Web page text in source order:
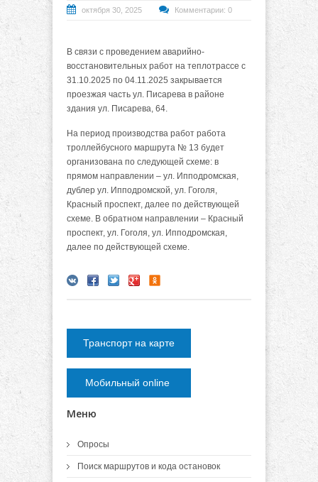
октября 30, 2025 Комментарии: 0
В связи с проведением аварийно-
восстановительных работ на теплотрассе с
31.10.2025 по 04.11.2025 закрывается
проезжая часть ул. Писарева в районе
здания ул. Писарева, 64.
На период производства работ работа
троллейбусного маршрута № 13 будет
организована по следующей схеме: в
прямом направлении – ул. Ипподромская,
дублер ул. Ипподромской, ул. Гоголя,
Красный проспект, далее по действующей
схеме. В обратном направлении – Красный
проспект, ул. Гоголя, ул. Ипподромская,
далее по действующей схеме.
Транспорт на карте
Мобильный online
Меню
Опросы
Поиск маршрутов и кода остановок